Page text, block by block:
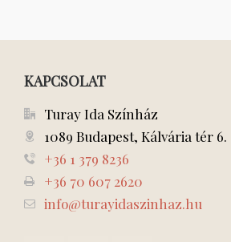
KAPCSOLAT
Turay Ida Színház
1089 Budapest, Kálvária tér 6.
+36 1 379 8236
+36 70 607 2620
info@turayidaszinhaz.hu